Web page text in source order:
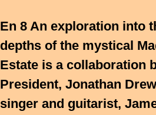
En 8 An exploration into
depths of the mystical
Estate is a collaboration
President, Jonathan
singer and guitarist,